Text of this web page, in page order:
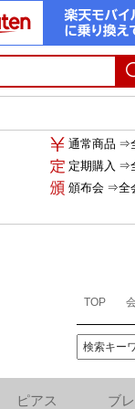
通常商品 ⇒
定期購入 ⇒
頒布会 ⇒全